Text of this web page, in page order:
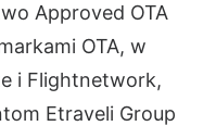
Approved OTA
OTA, w
i Flightnetwork,
Etraveli Group